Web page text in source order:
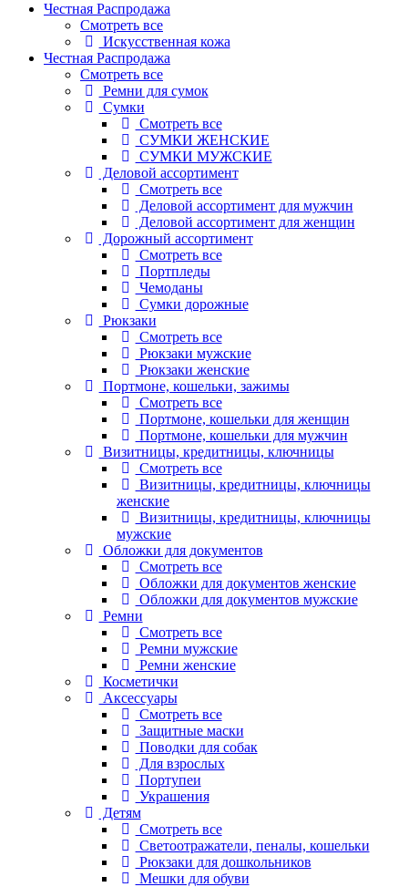
Честная Распродажа
Смотреть все
Искусственная кожа
Честная Распродажа
Смотреть все
Ремни для сумок
Сумки
Смотреть все
СУМКИ ЖЕНСКИЕ
СУМКИ МУЖСКИЕ
Деловой ассортимент
Смотреть все
Деловой ассортимент для мужчин
Деловой ассортимент для женщин
Дорожный ассортимент
Смотреть все
Портпледы
Чемоданы
Сумки дорожные
Рюкзаки
Смотреть все
Рюкзаки мужские
Рюкзаки женские
Портмоне, кошельки, зажимы
Смотреть все
Портмоне, кошельки для женщин
Портмоне, кошельки для мужчин
Визитницы, кредитницы, ключницы
Смотреть все
Визитницы, кредитницы, ключницы
женские
Визитницы, кредитницы, ключницы
мужские
Обложки для документов
Смотреть все
Обложки для документов женские
Обложки для документов мужские
Ремни
Смотреть все
Ремни мужские
Ремни женские
Косметички
Аксессуары
Смотреть все
Защитные маски
Поводки для собак
Для взрослых
Портупеи
Украшения
Детям
Смотреть все
Светоотражатели, пеналы, кошельки
Рюкзаки для дошкольников
Мешки для обуви